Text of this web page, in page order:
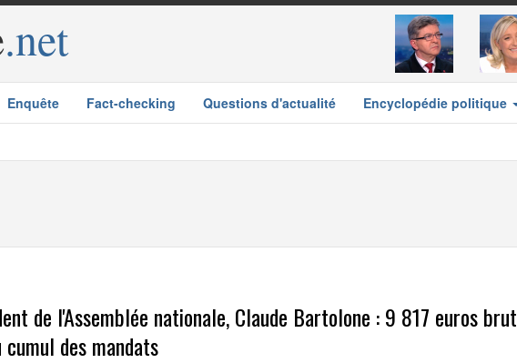
.net
Enquête Fact-checking Questions d'actualité Encyclopédie politique
de l'Assemblée nationale, Claude Bartolone : 9 817 euros brut
des mandats